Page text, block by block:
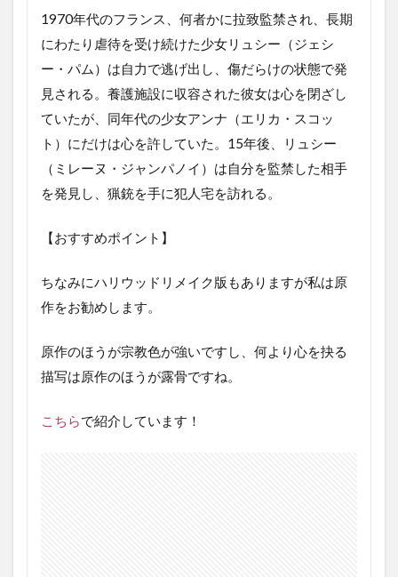
1970年代のフランス、何者かに拉致監禁され、長期
にわたり虐待を受け続けた少女リュシー（ジェシ
ー・パム）は自力で逃げ出し、傷だらけの状態で発
見される。養護施設に収容された彼女は心を閉ざし
ていたが、同年代の少女アンナ（エリカ・スコッ
ト）にだけは心を許していた。15年後、リュシー
（ミレーヌ・ジャンパノイ）は自分を監禁した相手
を発見し、猟銃を手に犯人宅を訪れる。
【おすすめポイント】
ちなみにハリウッドリメイク版もありますが私は原
作をお勧めします。
原作のほうが宗教色が強いですし、何より心を抉る
描写は原作のほうが露骨ですね。
こちらで紹介しています！